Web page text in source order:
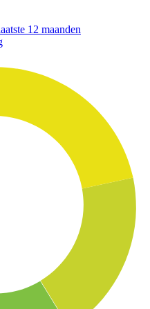
12 maanden